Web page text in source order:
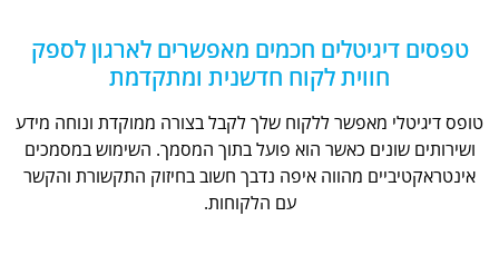
טפסים דיגיטלים חכמים מאפשרים לארגון לספק
חווית לקוח חדשנית ומתקדמת
טופס דיגיטלי מאפשר ללקוח שלך לקבל בצורה ממוקדת ונוחה מידע
ושירותים שונים כאשר הוא פועל בתוך המסמך. השימוש במסמכים
אינטראקטיביים מהווה איפה נדבך חשוב בחיזוק התקשורת והקשר
עם הלקוחות.